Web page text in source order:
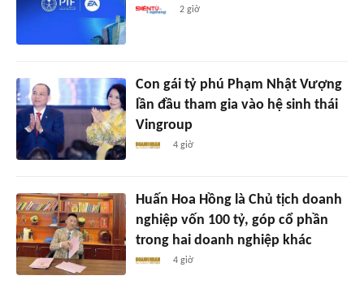
2 giờ
Con gái tỷ phú Phạm Nhật Vượng
lần đầu tham gia vào hệ sinh thái
Vingroup
4 giờ
Huấn Hoa Hồng là Chủ tịch doanh
nghiệp vốn 100 tỷ, góp cổ phần
trong hai doanh nghiệp khác
4 giờ